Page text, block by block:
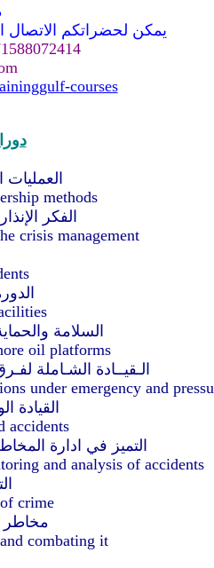
يمكن لحضراتكم الاتصال
-00201270136638 - 00201028818887
courses
العمليات
methods
الفكر
crisis management
السلامة
oil platforms
الـقيــادة الشـاملة
under emergency and
القيادة
accidents
التميز في ادارة
and analysis of accidents
crime
مخاطر
combating it